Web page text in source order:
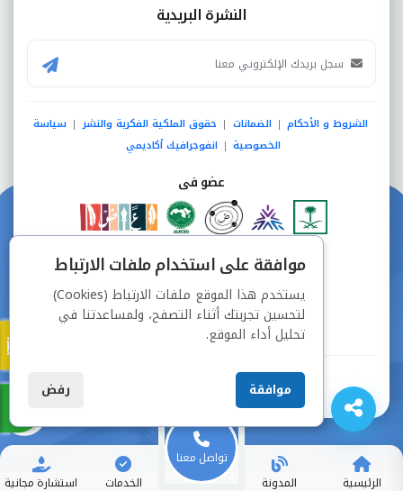
الرئيسية المدونة
تواصل معنا
الخدمات
استشارة مجانية
النشرة البريدية
الشروط و الأحكام | الضمانات | حقوق الملكية الفكرية والنشر | سياسة
الخصوصية | انفوجرافيك أكاديمي
عضو فى
دفع آمن من خلال
جميع الحقوق محفوظة © شركة دراسة
موافقة على استخدام ملفات الارتباط
يستخدم هذا الموقع ملفات الارتباط (Cookies)
لتحسين تجربتك أثناء التصفح، ولمساعدتنا في
تحليل أداء الموقع.
موافقة رفض